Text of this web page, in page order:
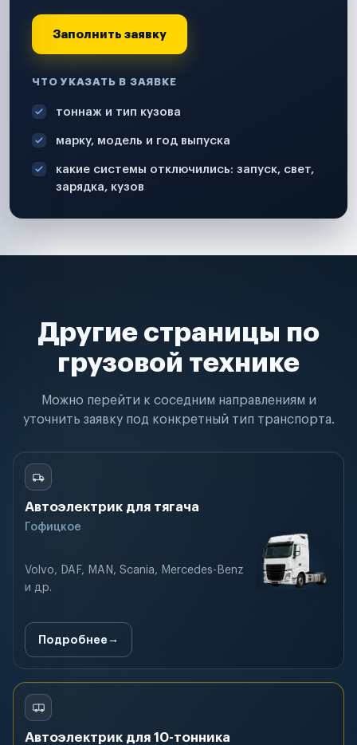
Заполнить заявку
ЧТО УКАЗАТЬ В ЗАЯВКЕ
тоннаж и тип кузова
марку, модель и год выпуска
какие системы отключились: запуск, свет,
зарядка, кузов
Другие страницы по
грузовой технике
Можно перейти к соседним направлениям и
уточнить заявку под конкретный тип транспорта.
Автоэлектрик для тягача
Гофицкое
Volvo, DAF, MAN, Scania, Mercedes-Benz
и др.
Подробнее
Автоэлектрик для 10-тонника